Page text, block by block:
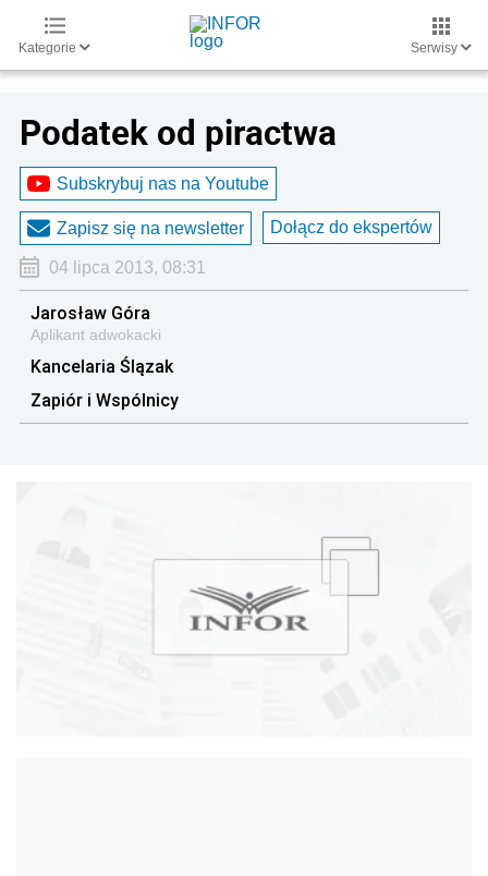
Kategorie Serwisy
Podatek od piractwa
Subskrybuj nas na Youtube
Zapisz się na newsletter Dołącz do ekspertów
04 lipca 2013, 08:31
Jarosław Góra
Aplikant adwokacki
Kancelaria Ślązak
Zapiór i Wspólnicy